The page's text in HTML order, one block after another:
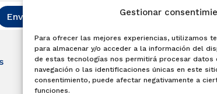
Gestionar
Para ofrecer las mejores experiencias, utilizamos
para almacenar y/o acceder a la información del
de estas tecnologías nos permitirá procesar datos
navegación o las identificaciones únicas en este
consentimiento, puede afectar negativamente a
funciones.
Enviar
Preguntas
Acceso centros
preparadores
Blog